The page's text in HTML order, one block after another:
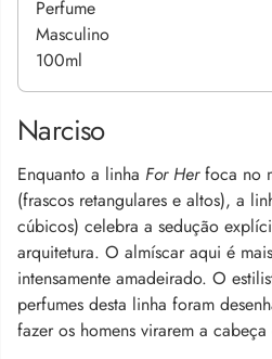
Narciso
Enquanto a linha For Herfoca no
(frascos retangulares e altos), a
cúbicos) celebra a sedução
arquitetura. O almíscar aqui é
intensamente amadeirado. O
perfumes desta linha foram
fazer os homens virarem a